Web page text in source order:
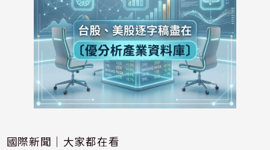
國際新聞｜大家都在看